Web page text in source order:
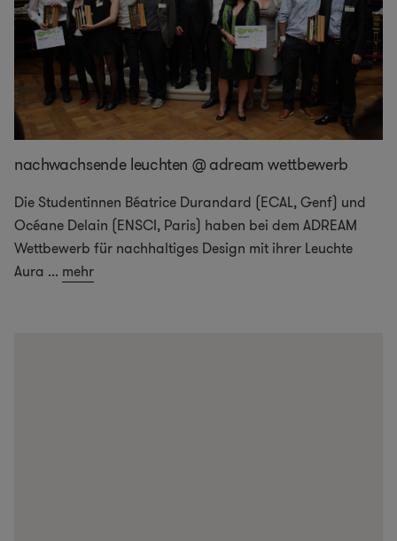
nachwachsende leuchten @ adream wettbewerb
Die Studentinnen Béatrice Durandard (ECAL, Genf) und
Océane Delain (ENSCI, Paris) haben bei dem ADREAM
Wettbewerb für nachhaltiges Design mit ihrer Leuchte
Aura ... mehr